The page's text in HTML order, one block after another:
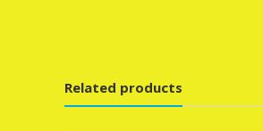
Related products